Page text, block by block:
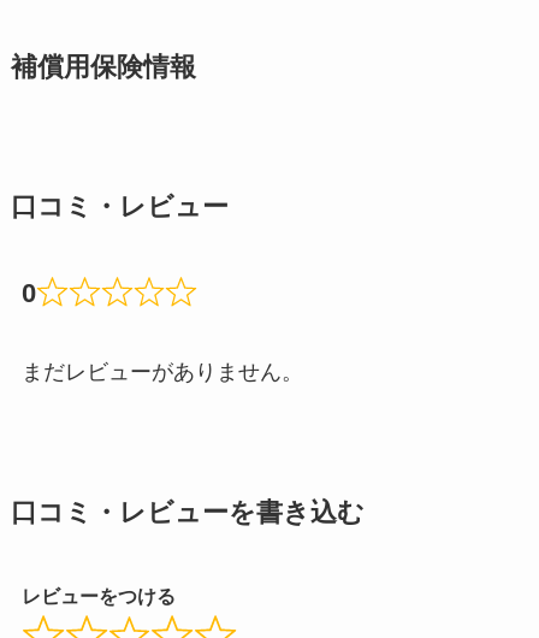
補償用保険情報
口コミ・レビュー
0
まだレビューがありません。
口コミ・レビューを書き込む
レビューをつける